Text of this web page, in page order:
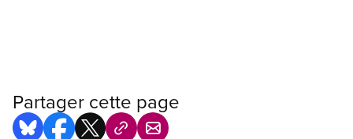
Partager cette page